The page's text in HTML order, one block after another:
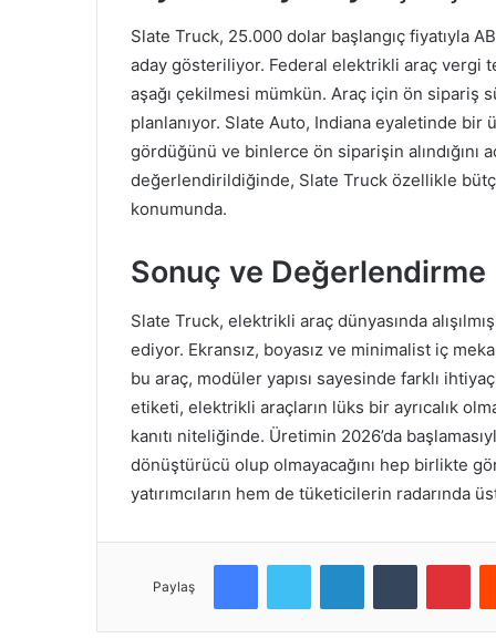
Slate Truck, 25.000 dolar başlangıç fiyatıyla
aday gösteriliyor. Federal elektrikli araç vergi
aşağı çekilmesi mümkün. Araç için ön sipariş
planlanıyor. Slate Auto, Indiana eyaletinde
gördüğünü ve binlerce ön siparişin alındığını
değerlendirildiğinde, Slate Truck özellikle
konumunda.
Sonuç ve Değerlendirme
Slate Truck, elektrikli araç dünyasında
ediyor. Ekransız, boyasız ve minimalist iç
bu araç, modüler yapısı sayesinde farklı
etiketi, elektrikli araçların lüks bir ayrıcalık
kanıtı niteliğinde. Üretimin 2026’da
dönüştürücü olup olmayacağını hep birlikte
yatırımcıların hem de tüketicilerin radarında
Paylaş